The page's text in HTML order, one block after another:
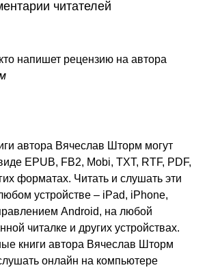
читателей
напишет рецензию на автора
автора Вячеслав Шторм могут
EPUB, FB2, Mobi, TXT, RTF, PDF,
форматах. Читать и слушать эти
устройстве – iPad, iPhone,
Android, на любой
читалке и других устройствах.
книги автора Вячеслав Шторм
онлайн на компьютере